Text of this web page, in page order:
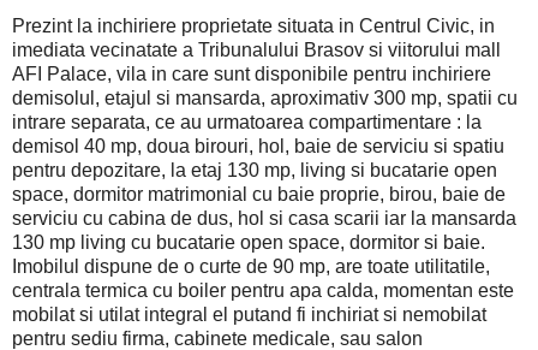
Prezint la inchiriere proprietate situata in Centrul Civic, in
imediata vecinatate a Tribunalului Brasov si viitorului mall
AFI Palace, vila in care sunt disponibile pentru inchiriere
demisolul, etajul si mansarda, aproximativ 300 mp, spatii cu
intrare separata, ce au urmatoarea compartimentare : la
demisol 40 mp, doua birouri, hol, baie de serviciu si spatiu
pentru depozitare, la etaj 130 mp, living si bucatarie open
space, dormitor matrimonial cu baie proprie, birou, baie de
serviciu cu cabina de dus, hol si casa scarii iar la mansarda
130 mp living cu bucatarie open space, dormitor si baie.
Imobilul dispune de o curte de 90 mp, are toate utilitatile,
centrala termica cu boiler pentru apa calda, momentan este
mobilat si utilat integral el putand fi inchiriat si nemobilat
pentru sediu firma, cabinete medicale, sau salon